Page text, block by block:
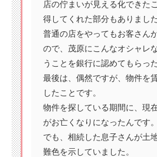
店の佇まいが見える化できた
得してくれた部分もありました
普通の店をやってもお客さん
ので、茂原にこんなオシャレ
うことを銀行に認めてもらった
最後は、偶然ですが、物件を
したことです。
物件を探している期間に、現
がお亡くなりになったんです。
でも、相続した息子さんが土
難色を示していました。